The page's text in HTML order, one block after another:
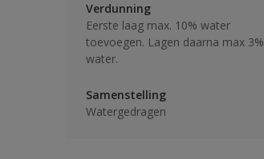
Verdunning
Eerste laag max. 10% water
toevoegen. Lagen daarna max 3%
water.
Samenstelling
Watergedragen